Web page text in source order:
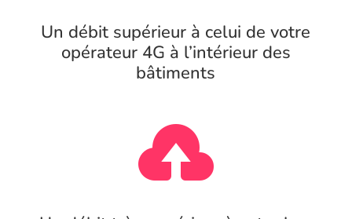
Un débit supérieur à celui de votre
opérateur 4G à l’intérieur des
bâtiments
